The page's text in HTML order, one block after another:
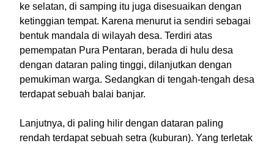
ke selatan, di samping itu juga disesuaikan dengan
ketinggian tempat. Karena menurut ia sendiri sebagai
bentuk mandala di wilayah desa. Terdiri atas
pemempatan Pura Pentaran, berada di hulu desa
dengan dataran paling tinggi, dilanjutkan dengan
pemukiman warga. Sedangkan di tengah-tengah desa
terdapat sebuah balai banjar.
Lanjutnya, di paling hilir dengan dataran paling
rendah terdapat sebuah setra (kuburan). Yang terletak